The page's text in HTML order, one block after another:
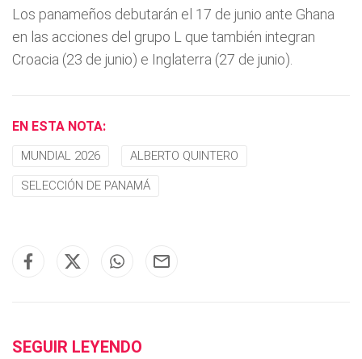
Los panameños debutarán el 17 de junio ante Ghana
en las acciones del grupo L que también integran
Croacia (23 de junio) e Inglaterra (27 de junio).
EN ESTA NOTA:
MUNDIAL 2026 ALBERTO QUINTERO
SELECCIÓN DE PANAMÁ
SEGUIR LEYENDO